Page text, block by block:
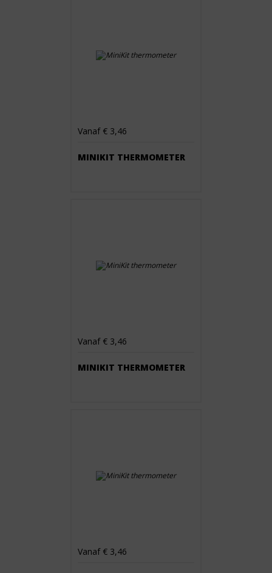
Vanaf € 3,46
MINIKIT THERMOMETER
Vanaf € 3,46
MINIKIT THERMOMETER
Vanaf € 3,46